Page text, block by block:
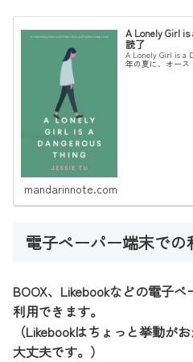
A Lonely Girl is
読了
A Lonely Girl is a
年の夏に、オース
mandarinnote.com
電子ペーパー端末での
BOOX、Likebookなどの電子
利用できます。
（Likebookはちょっと挙動が
大丈夫です。）